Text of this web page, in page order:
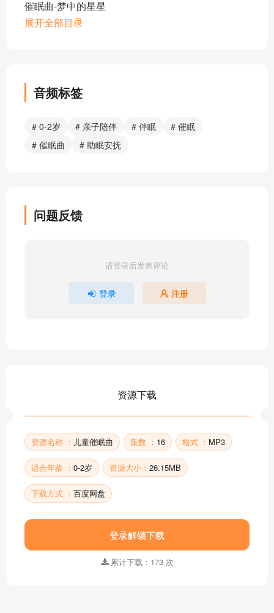
催眠曲-梦中的星星
催眠曲-摇啊摇
催眠曲 - 小宝贝快快睡
催眠曲-妈妈，我想你了
催眠曲-梦中小星星
催眠曲-亲亲宝贝
部分目录展示 ▶ 下载后解锁 16 首完整音频
展开全部目录
音频标签
# 0-2岁 # 亲子陪伴 # 伴眠
# 催眠
# 催眠曲
# 助眠安抚
问题反馈
请登录后发表评论
登录 注册
资源下载
资源名称 ： 儿童催眠曲 集数 ： 16 格式 ： MP3
适合年龄 ： 0-2岁 资源大小： 26.15MB
下载方式 ： 百度网盘
登录解锁下载
累计下载：173 次